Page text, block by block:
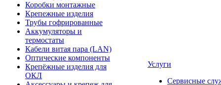
Коробки монтажные
Крепежные изделия
Трубы гофрированные
Аккумуляторы и
термостаты
Кабели витая пара (LAN)
Оптические компоненты
Крепёжные изделия для
ОКЛ
Услуги
Сервисные